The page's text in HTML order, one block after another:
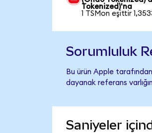
Tokenized)'na
1 TSMon eşittir
Sorumluluk
Bu ürün Apple
dayanak referans
Saniyeler